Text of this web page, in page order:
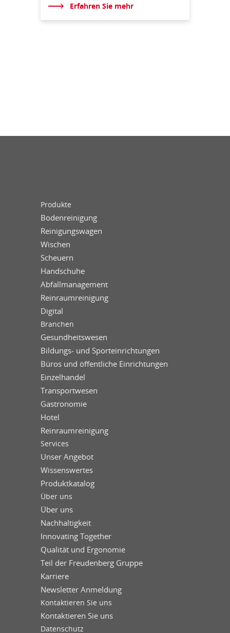
Erfahren Sie mehr
Produkte
Bodenreinigung
Reinigungswagen
Wischen
Scheuern
Handschuhe
Abfallmanagement
Reinraumreinigung
Digital
Branchen
Gesundheitswesen
Bildungs- und Sporteinrichtungen
Büros und öffentliche Einrichtungen
Einzelhandel
Transportwesen
Gastronomie
Hotel
Reinraumreinigung
Services
Unser Angebot
Wissenswertes
Produktkatalog
Über uns
Über uns
Nachhaltigkeit
Innovating Together
Qualität und Ergonomie
Teil der Freudenberg Gruppe
Karriere
Newsletter Anmeldung
Kontaktieren Sie uns
Kontaktieren Sie uns
Datenschutz